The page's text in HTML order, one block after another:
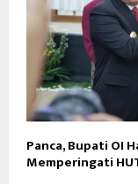
Panca, Bupati OI
Memperingati